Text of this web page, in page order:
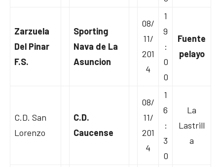
Zarzuela
Del Pinar
F.S.
Sporting
Nava de La
Asuncion
08/
11/
201
4
1
9
:
0
0
Fuente
pelayo
C.D. San
Lorenzo
C.D.
Caucense
08/
11/
201
4
1
6
:
3
0
La
Lastrill
a